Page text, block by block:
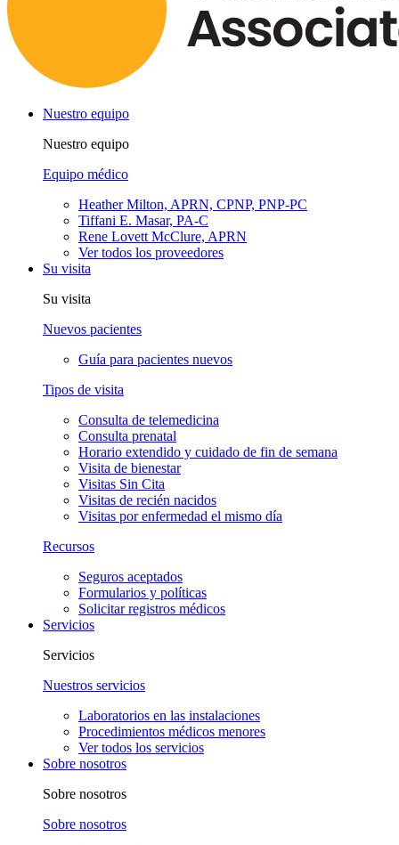
Nuestro equipo
Nuestro equipo
Equipo médico
Heather Milton, APRN, CPNP, PNP-PC
Tiffani E. Masar, PA-C
Rene Lovett McClure, APRN
Ver todos los proveedores
Su visita
Su visita
Nuevos pacientes
Guía para pacientes nuevos
Tipos de visita
Consulta de telemedicina
Consulta prenatal
Horario extendido y cuidado de fin de semana
Visita de bienestar
Visitas Sin Cita
Visitas de recién nacidos
Visitas por enfermedad el mismo día
Recursos
Seguros aceptados
Formularios y políticas
Solicitar registros médicos
Servicios
Servicios
Nuestros servicios
Laboratorios en las instalaciones
Procedimientos médicos menores
Ver todos los servicios
Sobre nosotros
Sobre nosotros
Sobre nosotros